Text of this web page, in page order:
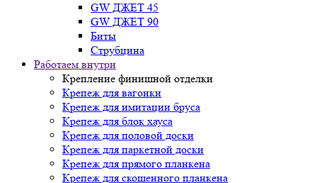
GW ДЖЕТ 45
GW ДЖЕТ 90
Биты
Струбцина
Работаем внутри
Крепление финишной отделки
Крепеж для вагонки
Крепеж для имитации бруса
Крепеж для блок хауса
Крепеж для половой доски
Крепеж для паркетной доски
Крепеж для прямого планкена
Крепеж для скошенного планкена